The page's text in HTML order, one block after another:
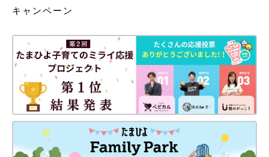
※記事の内容は記載当時の情報であり、現在と異なる場合があり
キャンペーン